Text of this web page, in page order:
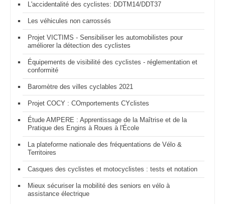
L'accidentalité des cyclistes: DDTM14/DDT37
Les véhicules non carrossés
Projet VICTIMS - Sensibiliser les automobilistes pour
améliorer la détection des cyclistes
Équipements de visibilité des cyclistes - réglementation et
conformité
Baromètre des villes cyclables 2021
Projet COCY : COmportements CYclistes
Étude AMPERE : Apprentissage de la Maîtrise et de la
Pratique des Engins à Roues à l'École
La plateforme nationale des fréquentations de Vélo &
Territoires
Casques des cyclistes et motocyclistes : tests et notation
Mieux sécuriser la mobilité des seniors en vélo à
assistance électrique